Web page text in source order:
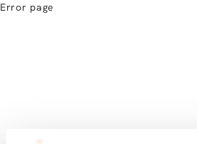
Error page